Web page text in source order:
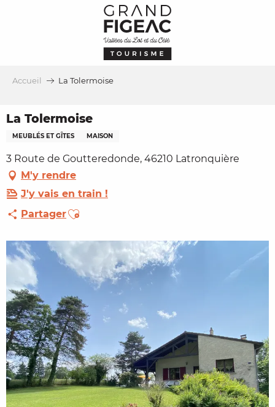
Accueil La Tolermoise
La Tolermoise
MEUBLÉS ET GÎTES MAISON
3 Route de Goutteredonde, 46210 Latronquière
M'y rendre
J'y vais en train !
PartagerAjouter aux favoris